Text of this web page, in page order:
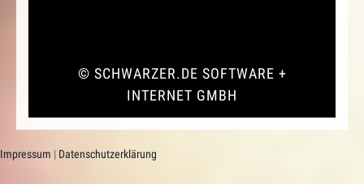
© SCHWARZER.DE SOFTWARE +
INTERNET GMBH
Impressum | Datenschutzerklärung